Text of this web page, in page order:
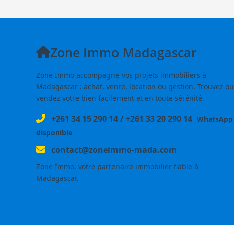
Zone Immo Madagascar
Zone Immo accompagne vos projets immobiliers à
Madagascar : achat, vente, location ou gestion. Trouvez ou
vendez votre bien facilement et en toute sérénité.
+261 34 15 290 14/+261 33 20 290 14 WhatsApp
disponible
contact@zoneimmo-mada.com
Zone Immo, votre partenaire immobilier fiable à
Madagascar.